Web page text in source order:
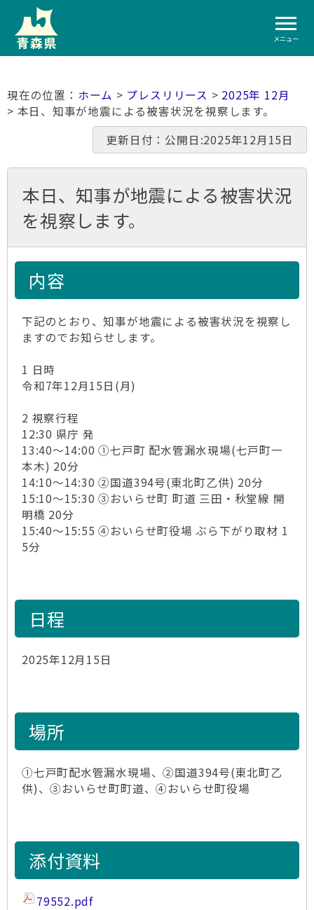
メニュー
ホーム > プレスリリース > 2025年 12月
> 本日、知事が地震による被害状況を視察します。
更新日付：公開日:2025年12月15日
本日、知事が地震による被害状況
を視察します。
内容
下記のとおり、知事が地震による被害状況を視察し
ますのでお知らせします。
1 日時
令和7年12月15日(月)
2 視察行程
12:30 県庁 発
13:40～14:00 ①七戸町 配水管漏水現場(七戸町一
本木) 20分
14:10～14:30 ②国道394号(東北町乙供) 20分
15:10～15:30 ③おいらせ町 町道 三田・秋堂線 開
明橋 20分
15:40～15:55 ④おいらせ町役場 ぶら下がり取材 1
5分
日程
2025年12月15日
場所
①七戸町配水管漏水現場、②国道394号(東北町乙
供)、③おいらせ町町道、④おいらせ町役場
添付資料
79552.pdf